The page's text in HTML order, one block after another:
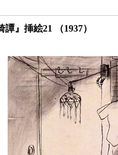
』挿絵21 （1937）